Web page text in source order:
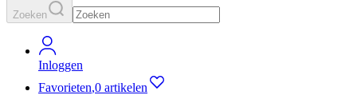
Zoeken
Inloggen
Favorieten,0 artikelen